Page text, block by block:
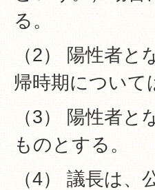
る。
（2） 陽性者
帰時期について
（3） 陽性者
ものとする。
（4） 議長は